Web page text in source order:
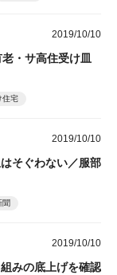
2019/10/10
・サ高住受け皿
住宅
2019/10/10
そぐわない／服部
聞
2019/10/10
みの底上げを確認